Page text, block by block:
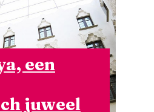
een
juweel